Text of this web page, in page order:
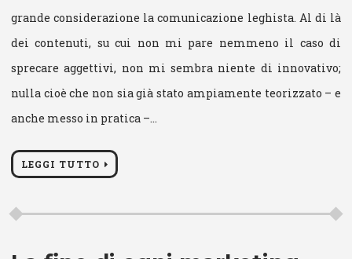
grande considerazione la comunicazione leghista. Al di là
dei contenuti, su cui non mi pare nemmeno il caso di
sprecare aggettivi, non mi sembra niente di innovativo;
nulla cioè che non sia già stato ampiamente teorizzato – e
anche messo in pratica –…
LEGGI TUTTO